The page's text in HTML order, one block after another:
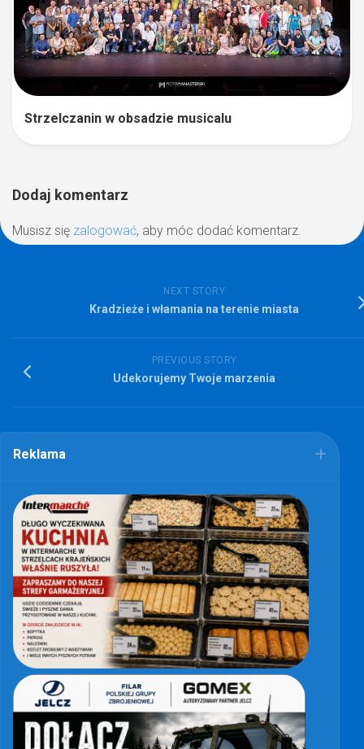
Strzelczanin w obsadzie musicalu
Dodaj komentarz
Musisz się zalogować, aby móc dodać komentarz.
NEXT STORY
Kradzieże i włamania na terenie miasta
PREVIOUS STORY
Udekorujemy Twoje marzenia
Reklama